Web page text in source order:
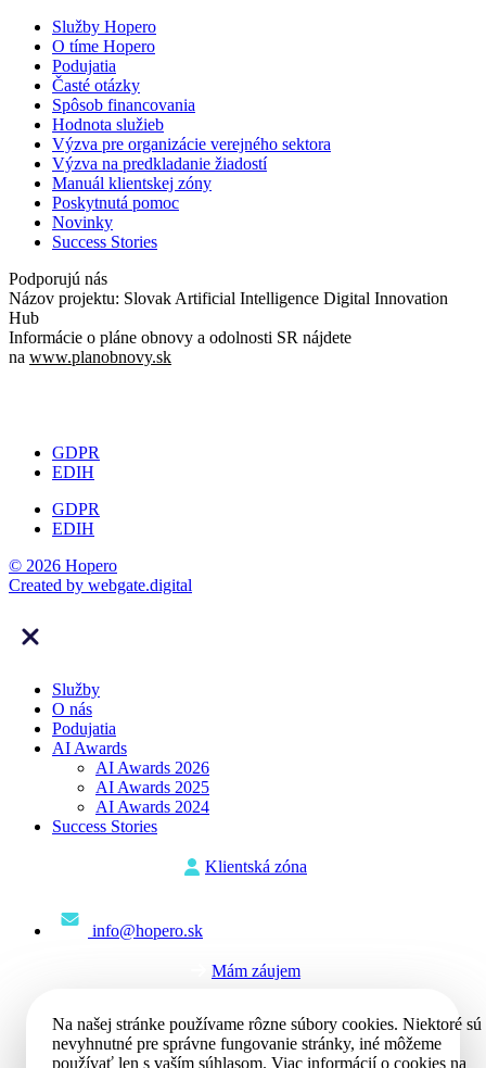
Služby Hopero
O tíme Hopero
Podujatia
Časté otázky
Spôsob financovania
Hodnota služieb
Výzva pre organizácie verejného sektora
Výzva na predkladanie žiadostí
Manuál klientskej zóny
Poskytnutá pomoc
Novinky
Success Stories
Podporujú nás
Názov projektu: Slovak Artificial Intelligence Digital Innovation
Hub
Informácie o pláne obnovy a odolnosti SR nájdete
na www.planobnovy.sk
GDPR
EDIH
GDPR
EDIH
© 2026 Hopero
Created by webgate.digital
Služby
O nás
Podujatia
AI Awards
AI Awards 2026
AI Awards 2025
AI Awards 2024
Success Stories
Klientská zóna
info@hopero.sk
Mám záujem
Na našej stránke používame rôzne súbory cookies. Niektoré sú
nevyhnutné pre správne fungovanie stránky, iné môžeme
používať len s vaším súhlasom. Viac informácií o cookies na